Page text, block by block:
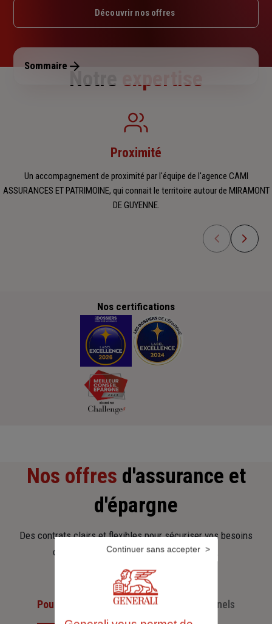
Jeudi : 09h – 12h / 15h – 18h
Dimanche : Fermé
Découvrir nos offres
Sommaire
Notre expertise
Proximité
Un accompagnement de proximité par l'équipe de l'agence CAMI
ASSURANCES ET PATRIMOINE, qui connait le territoire autour de MIRAMONT
DE GUYENNE.
Nos certifications
Nos offres d'assurance et
d'épargne
Des contrats clairs et flexibles pour sécuriser vos besoins
d’aujourd’hui et anticiper ceux de demain.
Pour les particuliersPour les professionnels
Continuer sans accepter